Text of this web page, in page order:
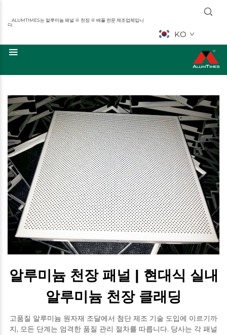
ALUMTIMES는 알루미늄 패널 ※ 천장 ※ 배플 전문 제조업체입니
다.
KO
알루미늄 천장 패널 | 현대식 실내
알루미늄 천장 클래딩
고품질 알루미늄 원자재 조달에서 첨단 제조 기술 도입에 이르기까
지, 모든 단계는 엄격한 품질 관리 절차를 따릅니다. 당사는 각 패널